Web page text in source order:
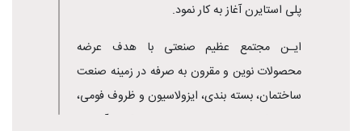
پلی استایرن آغاز به کار نمود.
ایـن مجتمع عظیم صنعتی با هدف عرضه
محصولات نوین و مقرون به صرفه در زمینه صنعت
ساختمان، بسته بندی، ایزولاسیون و ظروف فومی،
با سه کارخانه تولیدی مجهز به ماشین آلات و